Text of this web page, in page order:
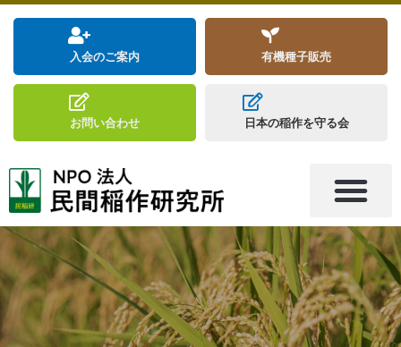
入会のご案内 有機種子販売
お問い合わせ 日本の稲作を守る会